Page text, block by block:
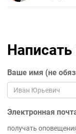
Ваше имя (не
Электронная
получать